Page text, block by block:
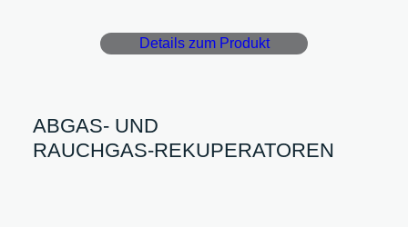
Details zum Produkt
ABGAS- UND
RAUCHGAS-REKUPERATOREN